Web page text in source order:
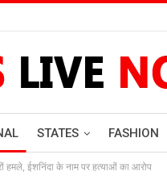
STATES FASHION
हमले, ईशनिंदा के नाम पर हत्याओं का आरोप